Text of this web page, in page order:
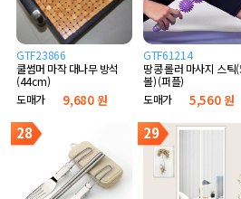
GTF23866
쿨썸머 마작 대나무 방석
(44cm)
도매가
9,680 원
GTF61214
땅콩 롤러 마사지 스틱
볼) (퍼플)
도매가
5,560 원
28 29